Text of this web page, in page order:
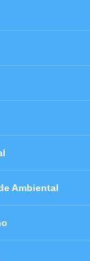
Ambiental